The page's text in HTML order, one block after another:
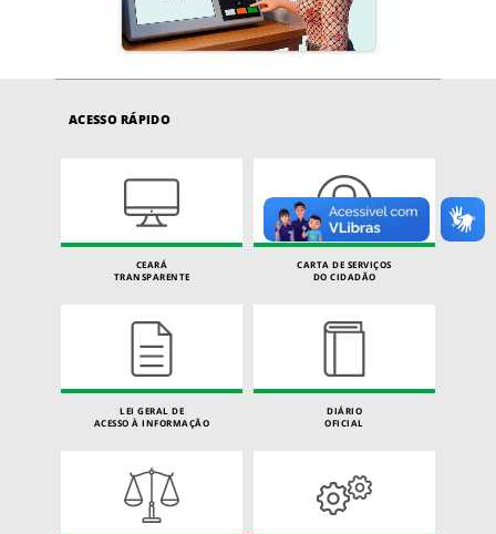
ACESSO RÁPIDO
CEARÁ
TRANSPARENTE
CARTA DE SERVIÇOS
DO CIDADÃO
LEI GERAL DE
ACESSO À INFORMAÇÃO
DIÁRIO
OFICIAL